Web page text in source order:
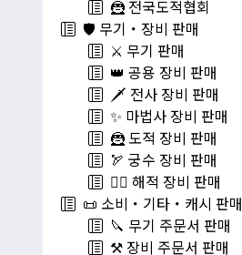
🦹 전국도적협회
🛡️ 무기・장비 판매
⚔️ 무기 판매
👑 공용 장비 판매
🗡️ 전사 장비 판매
✨ 마법사 장비 판매
🦹 도적 장비 판매
🏹 궁수 장비 판매
🏴‍☠️ 해적 장비 판매
📜 소비・기타・캐시 판매
🔪 무기 주문서 판매
⚒️ 장비 주문서 판매